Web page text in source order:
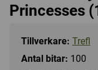
Princesses
Tillverkare: Trefl
Antal bitar: 100